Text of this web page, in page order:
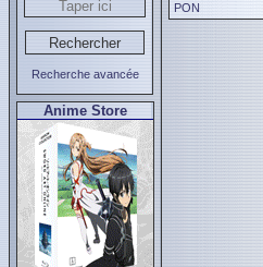
Recherche avancée
Anime Store
PON